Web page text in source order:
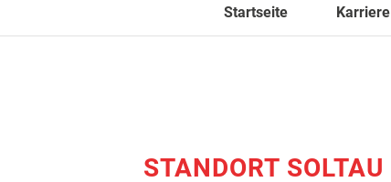
Startseite Karriere
STANDORT SOLTAU